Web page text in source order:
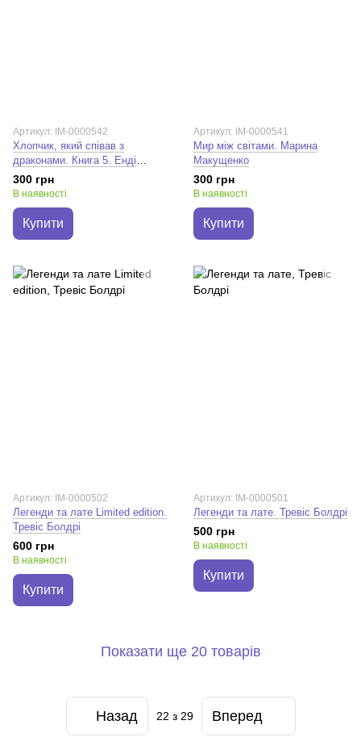
Артикул: IM-0000542
Хлопчик, який співав з
драконами. Книга 5. Енді
Шеперд
300 грн
В наявності
Купити
Артикул: IM-0000541
Мир між світами. Марина
Макущенко
300 грн
В наявності
Купити
Артикул: IM-0000502
Легенди та лате Limited edition.
Тревіс Болдрі
600 грн
В наявності
Купити
Артикул: IM-0000501
Легенди та лате. Тревіс Болдрі
500 грн
В наявності
Купити
Показати ще 20 товарів
Назад 22 з 29 Вперед